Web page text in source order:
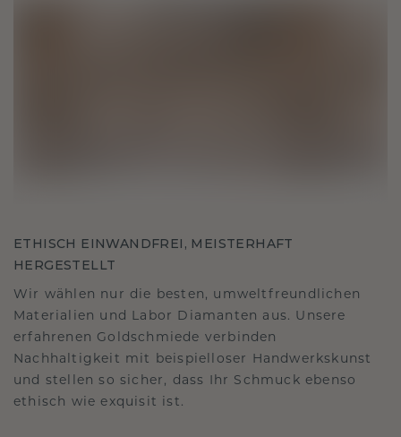
ETHISCH EINWANDFREI, MEISTERHAFT
HERGESTELLT
Wir wählen nur die besten, umweltfreundlichen
Materialien und Labor Diamanten aus. Unsere
erfahrenen Goldschmiede verbinden
Nachhaltigkeit mit beispielloser Handwerkskunst
und stellen so sicher, dass Ihr Schmuck ebenso
ethisch wie exquisit ist.